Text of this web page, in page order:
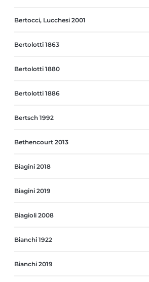
Bertocci, Lucchesi 2001
Bertolotti 1863
Bertolotti 1880
Bertolotti 1886
Bertsch 1992
Bethencourt 2013
Biagini 2018
Biagini 2019
Biagioli 2008
Bianchi 1922
Bianchi 2019